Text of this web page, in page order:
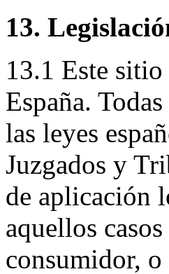
13.
13.1 Este sitio
España.
las leyes
Juzgados y
de aplicación
aquellos
consumidor,